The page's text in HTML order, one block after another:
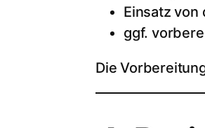
Einsatz
ggf.
Die